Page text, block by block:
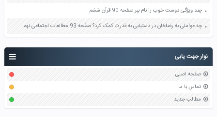
نوار جهت یابی
صفحه اصلی
تماس با ما
مطالب جدید
چند ویژگی دوست خوب را نام ببر صفحه 90 قرآن ششم
چه عواملی به رضاخان در دستیابی به قدرت کمک کرد؟ صفحه 93 مطالعات اجتماعی نهم